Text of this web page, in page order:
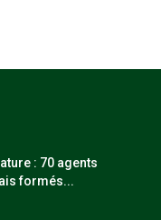
: 70 agents
formés...